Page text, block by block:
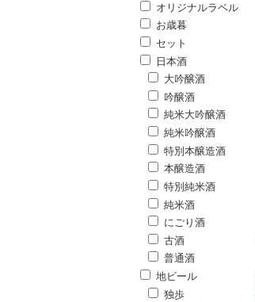
オリジナルラベル
お歳暮
セット
日本酒
大吟醸酒
吟醸酒
純米大吟醸酒
純米吟醸酒
特別本醸造酒
本醸造酒
特別純米酒
純米酒
にごり酒
古酒
普通酒
地ビール
独歩